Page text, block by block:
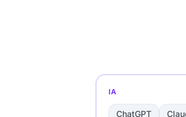
IA
ChatGPT